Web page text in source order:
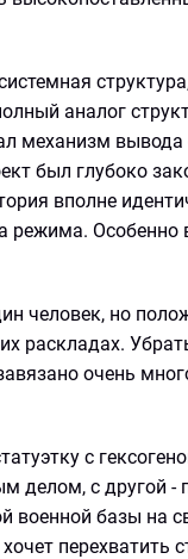
аналог
механизм
был глубоко
вполне
Особенно
человек, но
раскладах.
очень
с
делом, с другой -
военной базы на
перехватить